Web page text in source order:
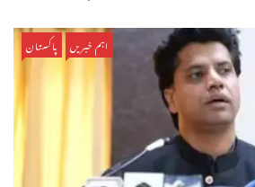
اہم خبریں پاکستان